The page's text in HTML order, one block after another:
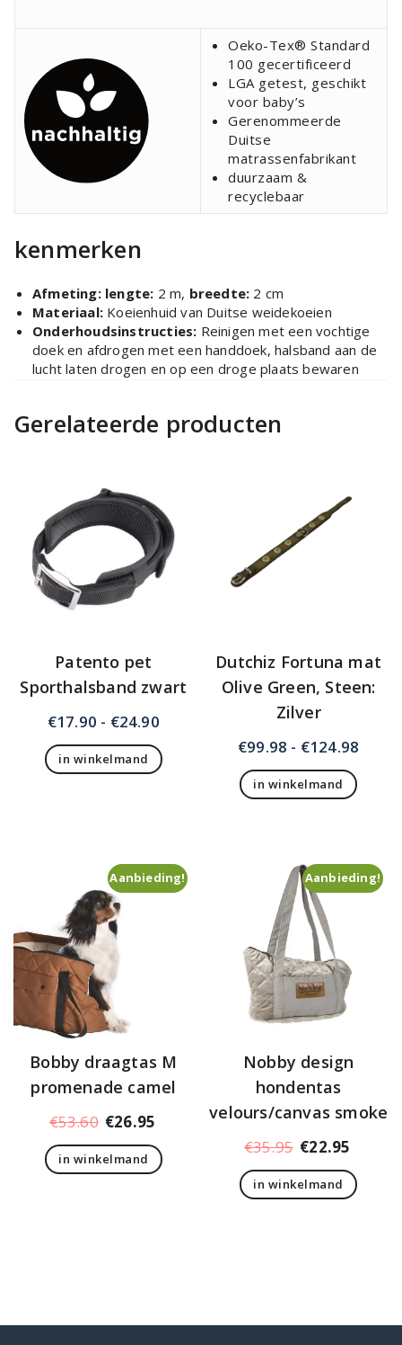
Oeko-Tex® Standard
100 gecertificeerd
LGA getest, geschikt
voor baby’s
Gerenommeerde
Duitse
matrassenfabrikant
duurzaam &
recyclebaar
kenmerken
Afmeting: lengte: 2 m, breedte: 2 cm
Materiaal: Koeienhuid van Duitse weidekoeien
Onderhoudsinstructies: Reinigen met een vochtige
doek en afdrogen met een handdoek, halsband aan de
lucht laten drogen en op een droge plaats bewaren
Gerelateerde producten
Patento pet
Sporthalsband zwart
€17.90 - €24.90Prijsklasse:
tot
in winkelmand
Deze
optie
kan
gekozen
worden
op
de
productpagina
Dutchiz Fortuna mat
Olive Green, Steen:
Zilver
€99.98 - €124.98
in winkelmand
meerdere
variaties.
Deze
optie
kan
gekozen
worden
op
de
Aanbieding!
Bobby draagtas M
promenade camel
€53.60 Oorspronkelijke
prijs
was:
€26.95
Huidige
is:
in winkelmand
Aanbieding!
Nobby design
hondentas
velours/canvas smoke
€35.95
prijs
was:
€22.95
is:
in winkelmand